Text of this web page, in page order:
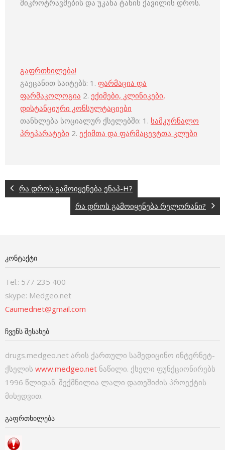
მიკროტრავმების და უკანა ტანის ქავილის დროს.
გაფრთხილება!
გაეცანით საიტებს: 1. ფარმაცია და
ფარმაკოლოგია 2. ექიმები, კლინიკები,
დისტანციური კონსულტაციები
თანხლება სოციალურ ქსელებში: 1. სამკურნალო
პრეპარატები 2. ექიმთა და ფარმაცევტთა კლუბი
რა დროს გამოიყენება ენაპ-H?
რა დროს გამოიყენება რელორანი?
ᲙᲝᲜᲢᲐᲥᲢᲘ
Tel.: 577 235 400
skype: Medgeo.net
Caumednet@gmail.com
ᲩᲕᲔᲜᲡ ᲨᲔᲡᲐᲮᲔᲑ
drugs.medgeo.net არის ქართული სამედიცინო ინტერნეტ-
ქსელის www.medgeo.net ნაწილი. ქსელი ფუნქციონირებს
1996 წლიდან. შექმნილია ლალი დათეშიძის პროექტის
მიხედვით.
ᲒᲐᲤᲠᲗᲮᲘᲚᲔᲑᲐ